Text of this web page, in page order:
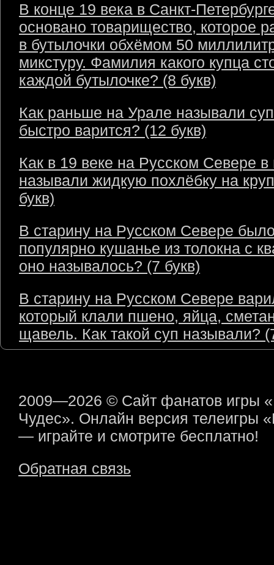
В конце 19 века в Санкт-
основано товарищество, которое
в бутылочки обхёмом 50
микстуру. Фамилия какого купца
каждой бутылочке? (8 букв)
Как раньше на Урале называли
быстро варится? (12 букв)
Как в 19 веке на Русском Севере в
называли жидкую похлёбку на
букв)
В старину на Русском Севере
популярно кушанье из толокна с
оно называлось? (7 букв)
В старину на Русском Севере
который клали пшено, яйца,
щавель. Как такой суп называли?
2009—2026 © Сайт фанатов игры
Чудес». Онлайн версия телеигры
— играйте и смотрите бесплатно!
Обратная связь